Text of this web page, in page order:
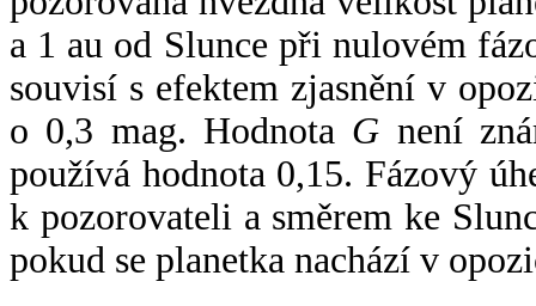
a 1 au od Slunce při nulovém
souvisí s efektem zjasnění v
o 0,3 mag. Hodnota G není
používá hodnota 0,15. Fázový
k pozorovateli a směrem ke
pokud se planetka nachází v